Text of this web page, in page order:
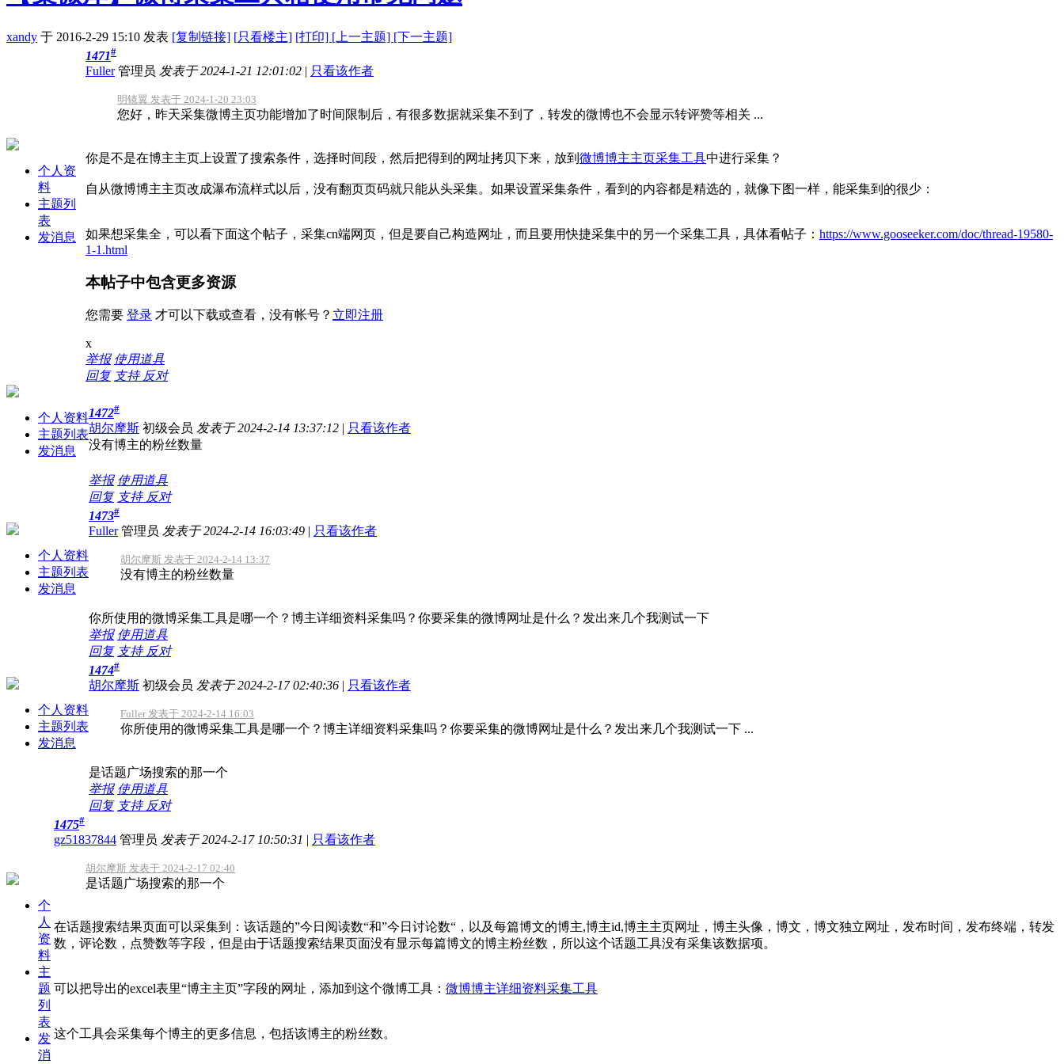
xandy 于 2016-2-29 15:10 发表 [复制链接] [只看楼主] [打印] [上一主题] [下一主题]
个人资
料
主题列
表
发消息
1471#
Fuller 管理员 发表于 2024-1-21 12:01:02 | 只看该作者
明镜翼 发表于 2024-1-20 23:03
您好，昨天采集微博主页功能增加了时间限制后，有很多数据就采集不到了，转发的微博也不会显示转评赞等相关 ...
你是不是在博主主页上设置了搜索条件，选择时间段，然后把得到的网址拷贝下来，放到 微博博主主页采集工具中进行采集？
自从微博博主主页改成瀑布流样式以后，没有翻页页码就只能从头采集。如果设置采集条件，看到的内容都是精选的，就像下图一样，能采集到的很少：
如果想采集全，可以看下面这个帖子，采集cn端网页，但是要自己构造网址，而且要用快捷采集中的另一个采集工具，具体看帖子： https://www.gooseeker.com/doc/thread-19580-
1-1.html
本帖子中包含更多资源
您需要 登录 才可以下载或查看，没有帐号？ 立即注册
x
举报 使用道具
回复 支持 反对
个人资料
主题列表
发消息
1472#
胡尔摩斯 初级会员 发表于 2024-2-14 13:37:12 | 只看该作者
没有博主的粉丝数量
举报 使用道具
回复 支持 反对
个人资料
主题列表
发消息
1473#
Fuller 管理员 发表于 2024-2-14 16:03:49 | 只看该作者
胡尔摩斯 发表于 2024-2-14 13:37
没有博主的粉丝数量
你所使用的微博采集工具是哪一个？博主详细资料采集吗？你要采集的微博网址是什么？发出来几个我测试一下
举报 使用道具
回复 支持 反对
个人资料
主题列表
发消息
1474#
胡尔摩斯 初级会员 发表于 2024-2-17 02:40:36 | 只看该作者
Fuller 发表于 2024-2-14 16:03
你所使用的微博采集工具是哪一个？博主详细资料采集吗？你要采集的微博网址是什么？发出来几个我测试一下 ...
是话题广场搜索的那一个
举报 使用道具
回复 支持 反对
个
人
资
料
主
题
列
表
发
消
1475#
gz51837844 管理员 发表于 2024-2-17 10:50:31 | 只看该作者
胡尔摩斯 发表于 2024-2-17 02:40
是话题广场搜索的那一个
在话题搜索结果页面可以采集到：该话题的”今日阅读数“和”今日讨论数“，以及每篇博文的博主,博主id,博主主页网址，博主头像，博文，博文独立网址，发布时间，发布终端，转发
数，评论数，点赞数等字段，但是由于话题搜索结果页面没有显示每篇博文的博主粉丝数，所以这个话题工具没有采集该数据项。
可以把导出的excel表里“博主主页”字段的网址，添加到这个微博工具： 微博博主详细资料采集工具
这个工具会采集每个博主的更多信息，包括该博主的粉丝数。